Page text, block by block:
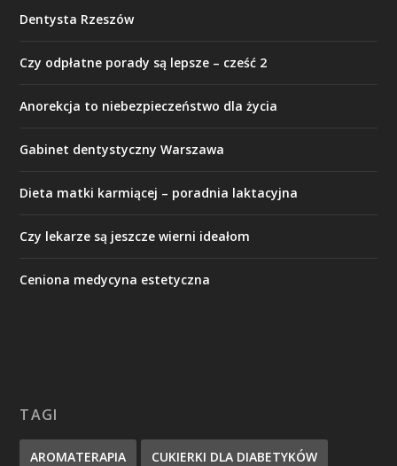
Dentysta Rzeszów
Czy odpłatne porady są lepsze – cześć 2
Anorekcja to niebezpieczeństwo dla życia
Gabinet dentystyczny Warszawa
Dieta matki karmiącej – poradnia laktacyjna
Czy lekarze są jeszcze wierni ideałom
Ceniona medycyna estetyczna
TAGI
AROMATERAPIA CUKIERKI DLA DIABETYKÓW